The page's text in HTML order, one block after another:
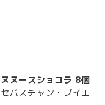
ヌヌースショコラ 8個
セバスチャン・ブイエ